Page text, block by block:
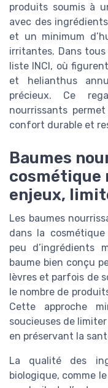
produits soumis à
avec des
et un minimum
irritantes. Dans
liste INCI, où
et helianthus
précieux. Ce
nourrissants
confort durable et
Baumes
cosmétique
enjeux,
Les baumes
dans la
peu d’ingrédients
baume bien conçu
lèvres et parfois de
le nombre de
Cette approche
soucieuses de
en préservant la
La qualité des
biologique, comme